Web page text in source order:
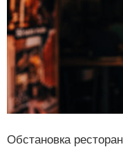
Обстановка